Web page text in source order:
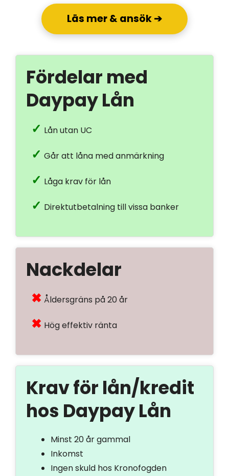
Läs mer & ansök ➔
Fördelar med
Daypay Lån
Lån utan UC
Går att låna med anmärkning
Låga krav för lån
Direktutbetalning till vissa banker
Nackdelar
Åldersgräns på 20 år
Hög effektiv ränta
Krav för lån/kredit
hos Daypay Lån
Minst 20 år gammal
Inkomst
Ingen skuld hos Kronofogden